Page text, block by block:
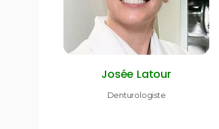
Josée Latour
Denturologiste